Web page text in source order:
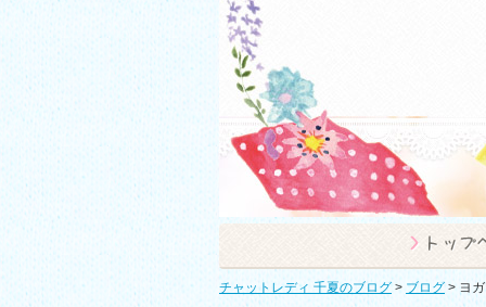
チャットレディ 千夏のブログ > ブログ > ヨ